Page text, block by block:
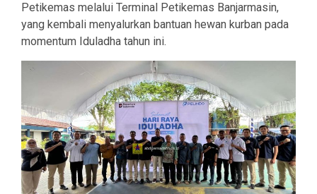
Petikemas melalui Terminal Petikemas Banjarmasin,
yang kembali menyalurkan bantuan hewan kurban pada
momentum Iduladha tahun ini.